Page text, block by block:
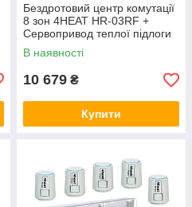
Бездротовий центр комутації
8 зон 4HEAT HR-03RF +
Сервопривод теплої підлоги
4HT.ATR (10 шт.)
В наявності
10 679 ₴
Купити